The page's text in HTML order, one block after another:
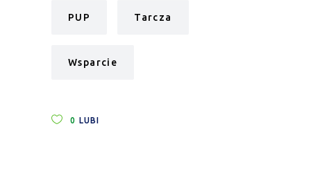
PUP Tarcza
Wsparcie
0 LUBI